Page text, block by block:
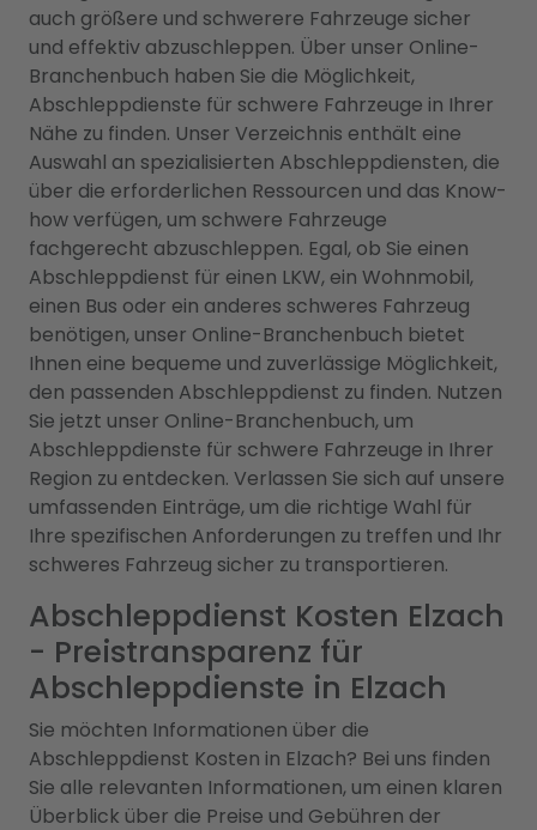
auch größere und schwerere Fahrzeuge sicher
und effektiv abzuschleppen. Über unser Online-
Branchenbuch haben Sie die Möglichkeit,
Abschleppdienste für schwere Fahrzeuge in Ihrer
Nähe zu finden. Unser Verzeichnis enthält eine
Auswahl an spezialisierten Abschleppdiensten, die
über die erforderlichen Ressourcen und das Know-
how verfügen, um schwere Fahrzeuge
fachgerecht abzuschleppen. Egal, ob Sie einen
Abschleppdienst für einen LKW, ein Wohnmobil,
einen Bus oder ein anderes schweres Fahrzeug
benötigen, unser Online-Branchenbuch bietet
Ihnen eine bequeme und zuverlässige Möglichkeit,
den passenden Abschleppdienst zu finden. Nutzen
Sie jetzt unser Online-Branchenbuch, um
Abschleppdienste für schwere Fahrzeuge in Ihrer
Region zu entdecken. Verlassen Sie sich auf unsere
umfassenden Einträge, um die richtige Wahl für
Ihre spezifischen Anforderungen zu treffen und Ihr
schweres Fahrzeug sicher zu transportieren.
Abschleppdienst Kosten Elzach
- Preistransparenz für
Abschleppdienste in Elzach
Sie möchten Informationen über die
Abschleppdienst Kosten in Elzach? Bei uns finden
Sie alle relevanten Informationen, um einen klaren
Überblick über die Preise und Gebühren der